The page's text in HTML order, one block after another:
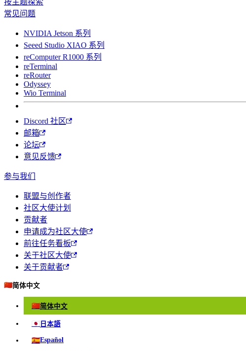
按主题探索
常见问题
NVIDIA Jetson 系列
Seeed Studio XIAO 系列
reComputer R1000 系列
reTerminal
reRouter
Odyssey
Wio Terminal
Discord 社区
邮箱
论坛
意见反馈
参与我们
联盟与创作者
社区大使计划
贡献者
申请成为社区大使
前往任务看板
关于社区大使
关于贡献者
🇨🇳简体中文
🇨🇳简体中文
🇯🇵 日本語
🇪🇸Español